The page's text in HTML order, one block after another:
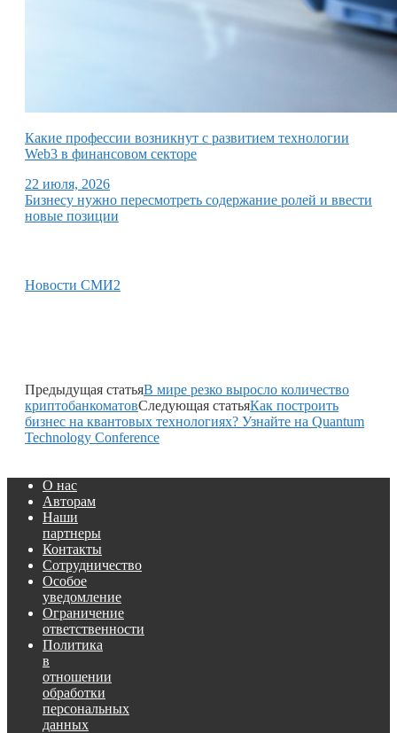
Какие профессии возникнут с развитием технологии
Web3 в финансовом секторе
22 июля, 2026
Бизнесу нужно пересмотреть содержание ролей и ввести
новые позиции
Новости СМИ2
Предыдущая статьяВ мире резко выросло количество
криптобанкоматовСледующая статьяКак построить
бизнес на квантовых технологиях? Узнайте на Quantum
Technology Conference
О нас
Авторам
Наши
партнеры
Контакты
Сотрудничество
Особое
уведомление
Ограничение
ответственности
Политика
в
отношении
обработки
персональных
данных